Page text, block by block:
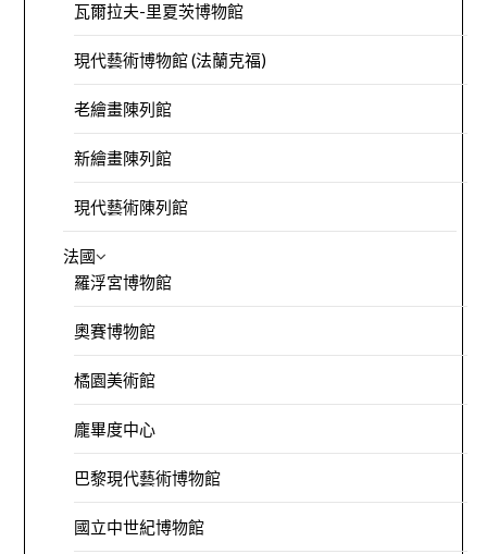
瓦爾拉夫-里夏茨博物館
現代藝術博物館 (法蘭克福)
老繪畫陳列館
新繪畫陳列館
現代藝術陳列館
法國
羅浮宮博物館
奧賽博物館
橘園美術館
龐畢度中心
巴黎現代藝術博物館
國立中世紀博物館